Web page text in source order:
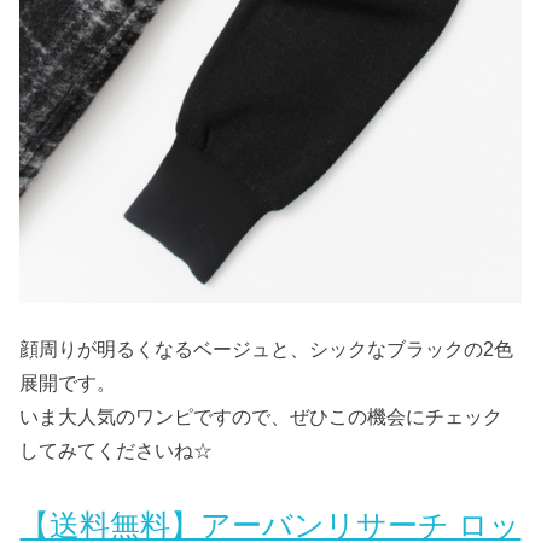
顔周りが明るくなるベージュと、シックなブラックの2色
展開です。
いま大人気のワンピですので、ぜひこの機会にチェック
してみてくださいね☆
【送料無料】アーバンリサーチ ロッ